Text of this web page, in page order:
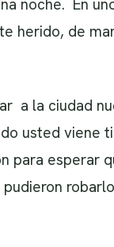
noche. En
herido, de
a la ciudad
usted viene
para esperar